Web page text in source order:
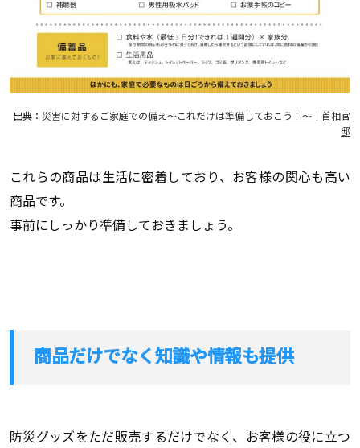
出典： 災害に対するご家庭での備え～これだけは準備しておこう！～｜首相官
邸
これらの商品は生活に密着しており、お客様の関心も高い
商品です。
事前にしっかり準備しておきましょう。
商品だけでなく知識や情報も提供
防災グッズをただ販売するだけでなく、お客様の役に立つ